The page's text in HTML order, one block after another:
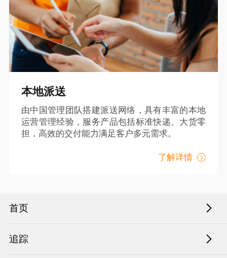
本地派送
由中国管理团队搭建派送网络，具有丰富的本地
运营管理经验，服务产品包括标准快递、大货零
担，高效的交付能力满足客户多元需求。
了解详情
首页
追踪